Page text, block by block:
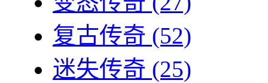
复古传奇 (52)
迷失传奇 (25)